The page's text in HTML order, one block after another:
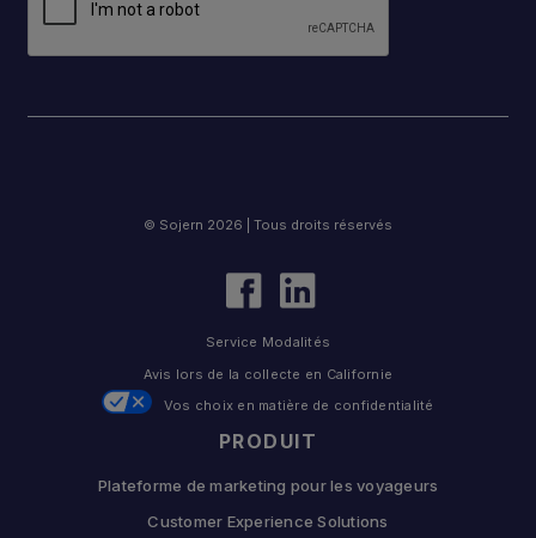
PRODUIT
Plateforme de marketing pour les voyageurs
Customer Experience Solutions
© Sojern 2026 | Tous droits réservés
Service Modalités
Avis lors de la collecte en Californie
Vos choix en matière de confidentialité